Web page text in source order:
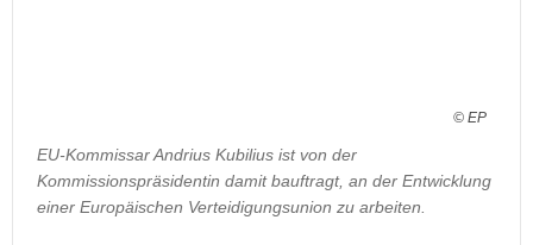
© EP
EU-Kommissar Andrius Kubilius ist von der
Kommissionspräsidentin damit bauftragt, an der Entwicklung
einer Europäischen Verteidigungsunion zu arbeiten.